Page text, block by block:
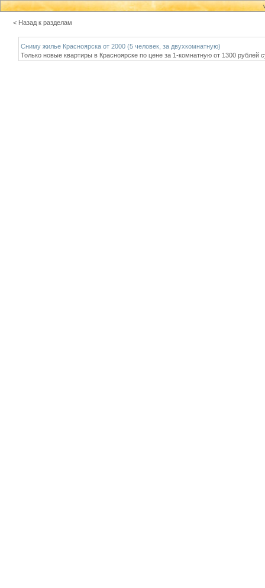
< Назад к разделам
Сниму жилье Красноярска от 2000 (5 человек, за двухкомнатную)
Только новые квартиры в Красноярске по цене за 1-комнатную от 1300 рублей